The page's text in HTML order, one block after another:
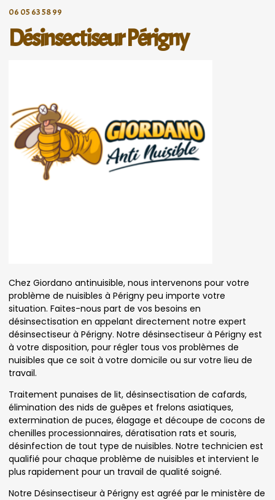
06 05 63 58 99
Désinsectiseur Périgny
Chez Giordano antinuisible, nous intervenons pour votre
problème de nuisibles à Périgny peu importe votre
situation. Faites-nous part de vos besoins en
désinsectisation en appelant directement notre expert
désinsectiseur à Périgny. Notre désinsectiseur à Périgny est
à votre disposition, pour régler tous vos problèmes de
nuisibles que ce soit à votre domicile ou sur votre lieu de
travail.
Traitement punaises de lit, désinsectisation de cafards,
élimination des nids de guêpes et frelons asiatiques,
extermination de puces, élagage et découpe de cocons de
chenilles processionnaires, dératisation rats et souris,
désinfection de tout type de nuisibles. Notre technicien est
qualifié pour chaque problème de nuisibles et intervient le
plus rapidement pour un travail de qualité soigné.
Notre Désinsectiseur à Périgny est agréé par le ministère de